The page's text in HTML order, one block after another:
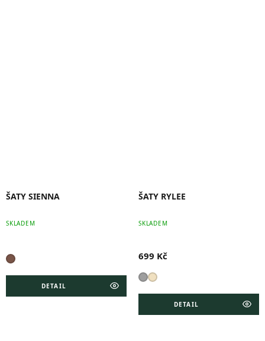
ŠATY SIENNA
SKLADEM
DETAIL
ŠATY RYLEE
SKLADEM
699 Kč
DETAIL